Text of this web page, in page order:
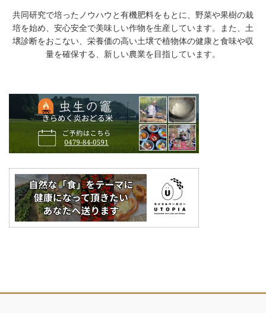
共同研究で培ったノウハウと有機肥料をもとに、野菜や果樹の栽
培を始め、安心安全で美味しい作物を生産しています。また、土
壌診断をおこない、栄養価の高い土壌で植物体の健康と食味や収
量を確保する、新しい農業を目指しています。